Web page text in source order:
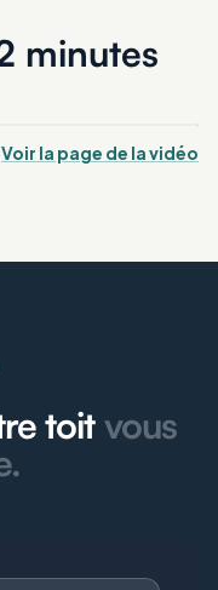
minutes
Voir la page de la vidéo
toitvous